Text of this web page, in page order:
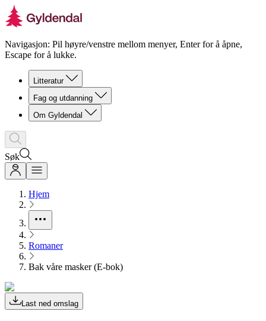
Navigasjon: Pil høyre/venstre mellom menyer, Enter for å åpne,
Escape for å lukke.
Litteratur
Fag og utdanning
Om Gyldendal
Søk
Hjem
Romaner
Bak våre masker (E-bok)
Last ned omslag